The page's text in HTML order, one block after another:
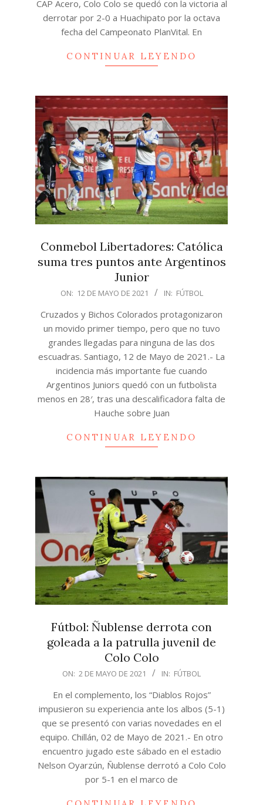
CAP Acero, Colo Colo se quedó con la victoria al
derrotar por 2-0 a Huachipato por la octava
fecha del Campeonato PlanVital. En
CONTINUAR LEYENDO
Conmebol Libertadores: Católica
suma tres puntos ante Argentinos
Junior
12
ON: 12 DE MAYO DE 2021 IN: FÚTBOL
Cruzados y Bichos Colorados protagonizaron
un movido primer tiempo, pero que no tuvo
grandes llegadas para ninguna de las dos
escuadras. Santiago, 12 de Mayo de 2021.- La
incidencia más importante fue cuando
Argentinos Juniors quedó con un futbolista
menos en 28′, tras una descalificadora falta de
Hauche sobre Juan
CONTINUAR LEYENDO
Fútbol: Ñublense derrota con
goleada a la patrulla juvenil de
Colo Colo
ON: 2 DE MAYO DE 2021 IN: FÚTBOL
En el complemento, los “Diablos Rojos”
impusieron su experiencia ante los albos (5-1)
que se presentó con varias novedades en el
equipo. Chillán, 02 de Mayo de 2021.- En otro
encuentro jugado este sábado en el estadio
Nelson Oyarzún, Ñublense derrotó a Colo Colo
por 5-1 en el marco de